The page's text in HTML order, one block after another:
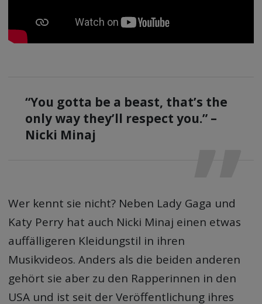
“You gotta be a beast, that’s the
only way they’ll respect you.” –
Nicki Minaj
Wer kennt sie nicht? Neben Lady Gaga und
Katy Perry hat auch Nicki Minaj einen etwas
auffälligeren Kleidungstil in ihren
Musikvideos. Anders als die beiden anderen
gehört sie aber zu den Rapperinnen in den
USA und ist seit der Veröffentlichung ihres